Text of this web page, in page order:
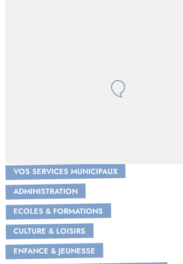
VOS SERVICES MUNICIPAUX
ADMINISTRATION
ECOLES & FORMATIONS
CULTURE & LOISIRS
ENFANCE & JEUNESSE